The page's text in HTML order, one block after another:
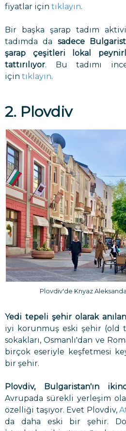
fiyatlar için tıklayın.
Bir başka şarap tadım
tadımda da sadece
şarap çeşitleri lokal
tattırılıyor. Bu tadımı
için tıklayın.
2. Plovdiv
Plovdiv'de Knyaz
Yedi tepeli şehir olarak
iyi korunmuş eski şehir (old
sokakları, Osmanlı'dan ve
birçok eseriyle keşfetmesi
bir şehir.
Plovdiv, Bulgaristan'ın
Avrupada sürekli yerleşim
özelliği taşıyor. Evet Plovdiv,
da daha eski bir şehir.